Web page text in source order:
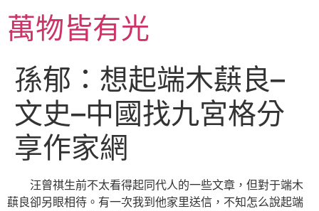
主萬物皆有光
孫郁：想起端木蕻良–
文史–中國找九宮格分
享作家網
汪曾祺生前不太看得起同代人的一些文章，但對于端木
蕻良卻另眼相待。有一次我到他家里送信，不知怎么說起端